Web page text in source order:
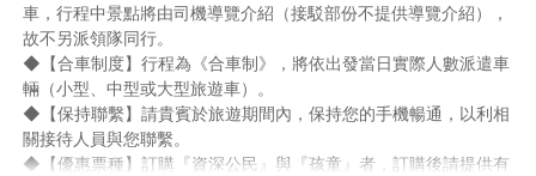
車，行程中景點將由司機導覽介紹（接駁部份不提供導覽介紹），
故不另派領隊同行。
◆【合車制度】行程為《合車制》，將依出發當日實際人數派遣車
輛（小型、中型或大型旅遊車）。
◆【保持聯繫】請貴賓於旅遊期間內，保持您的手機暢通，以利相
關接待人員與您聯繫。
◆【優惠票種】訂購『資深公民』與『孩童』者，訂購後請提供有